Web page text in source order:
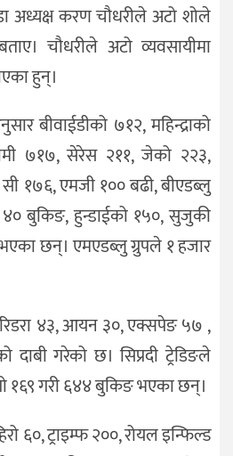
अध्यक्ष करण चौधरीले अटो शोले
चौधरीले अटो व्यवसायीमा
हुन्।
बीवाईडीको ७१२, महिन्द्राको
७१७, सेरेस २११, जेको २२३,
१७६, एमजी १०० बढी, बीएडब्लु
बुकिङ, हुन्डाईको १५०, सुजुकी
छन्। एमएडब्लु ग्रुपले १ हजार
४३, आयन ३०, एक्सपेङ ५७ ,
गरेको छ। सिप्रदी ट्रेडिङले
१६९ गरी ६४४ बुकिङ भएका छन्।
६०, ट्राइम्फ २००, रोयल इन्फिल्ड